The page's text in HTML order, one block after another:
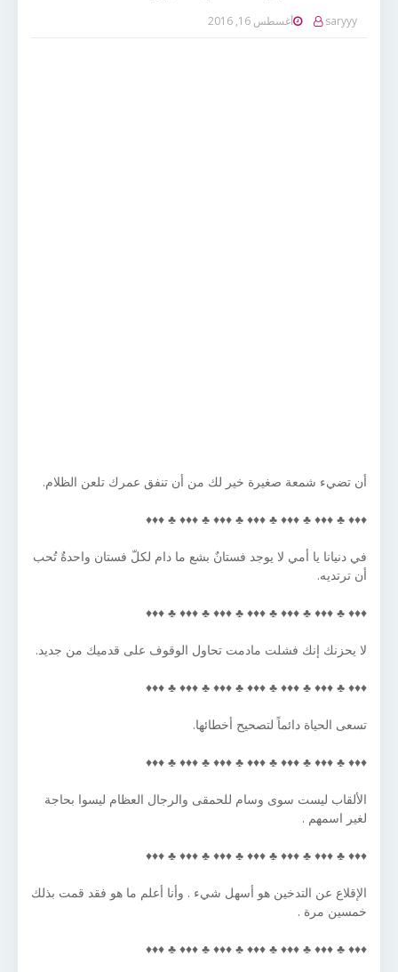
saryyy أغسطس 16, 2016
أن تضيء شمعة صغيرة خير لك من أن تنفق عمرك تلعن الظلام.
♦♦♦ ♣ ♦♦♦ ♣ ♦♦♦ ♣ ♦♦♦ ♣ ♦♦♦ ♣ ♦♦♦ ♣ ♦♦♦
في دنيانا يا أمي لا يوجد فستانٌ بشع ما دام لكلّ فستان واحدةٌ تُحب
أن ترتديه.
♦♦♦ ♣ ♦♦♦ ♣ ♦♦♦ ♣ ♦♦♦ ♣ ♦♦♦ ♣ ♦♦♦ ♣ ♦♦♦
لا يحزنك إنك فشلت مادمت تحاول الوقوف على قدميك من جديد.
♦♦♦ ♣ ♦♦♦ ♣ ♦♦♦ ♣ ♦♦♦ ♣ ♦♦♦ ♣ ♦♦♦ ♣ ♦♦♦
تسعى الحياة دائماً لتصحيح أخطائها.
♦♦♦ ♣ ♦♦♦ ♣ ♦♦♦ ♣ ♦♦♦ ♣ ♦♦♦ ♣ ♦♦♦ ♣ ♦♦♦
الألقاب ليست سوى وسام للحمقى والرجال العظام ليسوا بحاجة
لغير اسمهم .
♦♦♦ ♣ ♦♦♦ ♣ ♦♦♦ ♣ ♦♦♦ ♣ ♦♦♦ ♣ ♦♦♦ ♣ ♦♦♦
الإقلاع عن التدخين هو أسهل شيء . وأنا أعلم ما هو فقد قمت بذلك
خمسين مرة .
♦♦♦ ♣ ♦♦♦ ♣ ♦♦♦ ♣ ♦♦♦ ♣ ♦♦♦ ♣ ♦♦♦ ♣ ♦♦♦